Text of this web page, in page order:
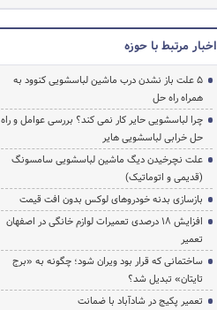
اخبار مرتبط با حوزه
5 علت باز نشدن درب ماشین لباسشویی کنوود به
همراه راه حل
چرا لباسشویی حایر کار نمی کند؟ بررسی عوامل و راه
حل خرابی لباسشویی هایر
علت نچرخیدن دیگ ماشین لباسشویی سامسونگ
(قدیمی و اتوماتیک)
بازسازی بدنه خودروهای لوکس بدون افت قیمت
افزایش ۱۸ درصدی تعمیرات لوازم خانگی در اصفهان
تعمیر
ساختمانی که قرار بود ویران شود؛ چگونه به «برج
تایتان» تبدیل شد؟
تعمیر پکیج در شادآباد با ضمانت